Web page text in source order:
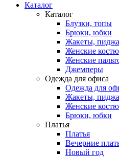
Каталог
Каталог
Блузки, топы
Брюки, юбки
Жакеты,
Женские
Женские
Джемперы
Одежда для офиса
Одежда для
Жакеты,
Женские
Брюки, юбки
Платья
Платья
Вечерние
Новый год